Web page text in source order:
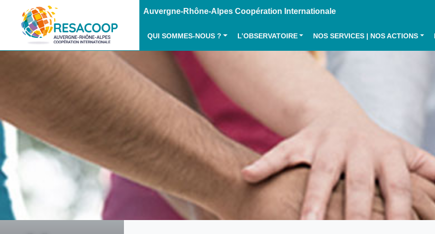
Auvergne-Rhône-Alpes Coopération Internationale
QUI SOMMES-NOUS ? L’OBSERVATOIRE NOS SERVICES | NOS ACTIONS